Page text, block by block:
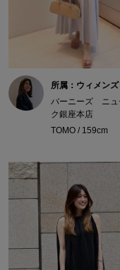
所属：ウィメンズ
バーニーズ ニュ
ク銀座本店
TOMO / 159cm